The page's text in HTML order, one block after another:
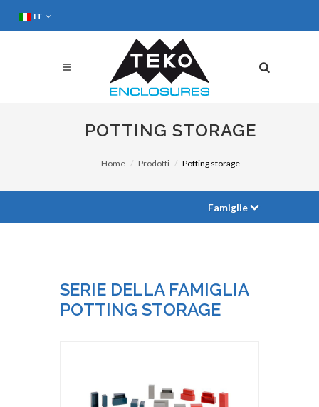
IT
POTTING STORAGE
Home Prodotti Potting storage
Famiglie
SERIE DELLA FAMIGLIA
POTTING STORAGE